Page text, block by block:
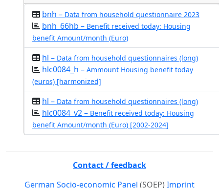
bnh – Data from household questionnaire 2023
bnh_66hb – Benefit received today: Housing
benefit Amount/month (Euro)
hl – Data from household questionnaires (long)
hlc0084_h – Ammount Housing benefit today
(euros) [harmonized]
hl – Data from household questionnaires (long)
hlc0084_v2 – Benefit received today: Housing
benefit Amount/month (Euro) [2002-2024]
Contact / feedback
German Socio-economic Panel (SOEP) Imprint